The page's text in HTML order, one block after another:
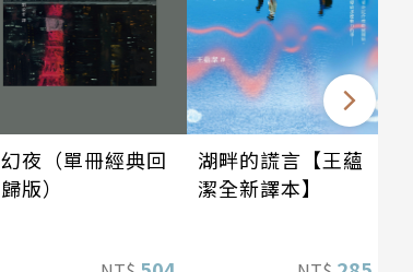
幻夜（單冊經典回
歸版）
湖畔的謊言【王蘊
潔全新譯本】